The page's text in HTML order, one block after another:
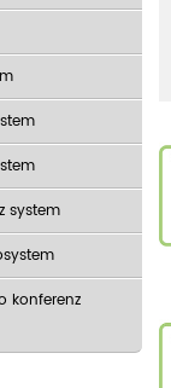
system
konferenz